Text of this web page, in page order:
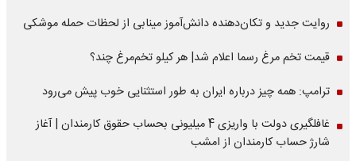
روایت جدید و تکان‌دهنده دانش‌آموز مینابی از لحظات حمله موشکی
قیمت تخم مرغ رسما اعلام شد| هر کیلو تخم‌مرغ چند؟
ترامپ: همه چیز درباره ایران به طور استثنایی خوب پیش می‌رود
غافلگیری دولت با واریزی 4 میلیونی بحساب حقوق کارمندان | آغاز
شارژ حساب کارمندان از امشب